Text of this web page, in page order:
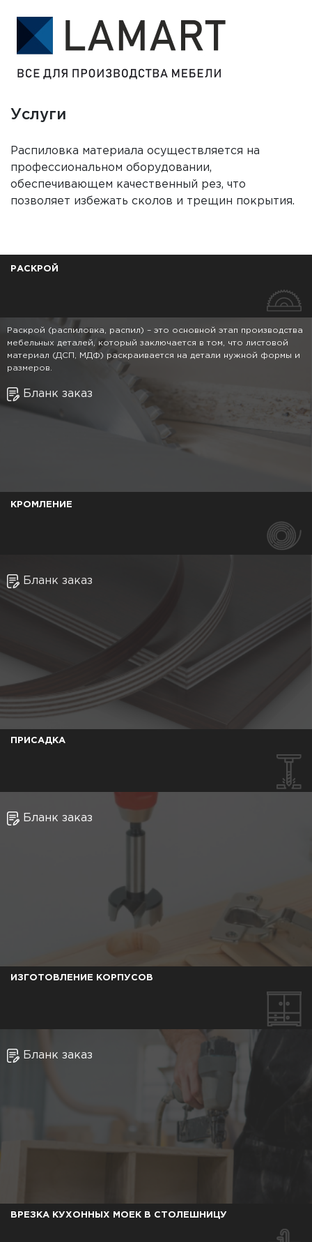
Услуги
Распиловка материала осуществляется на
профессиональном оборудовании,
обеспечивающем качественный рез, что
позволяет избежать сколов и трещин покрытия.
РАСКРОЙ
Раскрой (распиловка, распил) – это основной этап производства
мебельных деталей, который заключается в том, что листовой
материал (ДСП, МДФ) раскраивается на детали нужной формы и
размеров.
Бланк заказ
КРОМЛЕНИЕ
Бланк заказ
ПРИСАДКА
Бланк заказ
ИЗГОТОВЛЕНИЕ КОРПУСОВ
Бланк заказ
ВРЕЗКА КУХОННЫХ МОЕК В СТОЛЕШНИЦУ